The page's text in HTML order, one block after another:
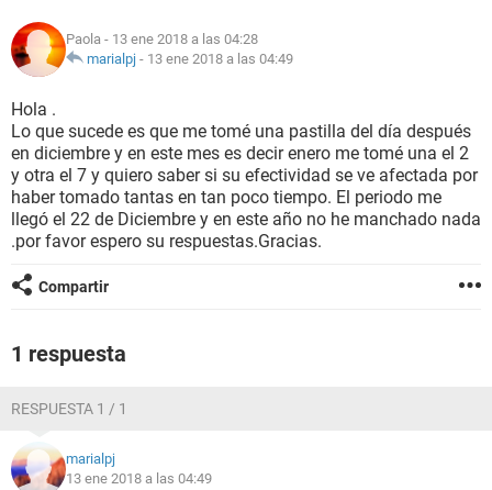
NUTRICIÓN
BIENESTAR
SEXUALIDAD
GLOSARIO
Paola - 13 ene 2018 a las 04:28
marialpj - 13 ene 2018 a las 04:49
Hola .
Lo que sucede es que me tomé una pastilla del día después
en diciembre y en este mes es decir enero me tomé una el 2
y otra el 7 y quiero saber si su efectividad se ve afectada por
haber tomado tantas en tan poco tiempo. El periodo me
llegó el 22 de Diciembre y en este año no he manchado nada
.por favor espero su respuestas.Gracias.
Compartir
1 respuesta
RESPUESTA 1 / 1
marialpj
13 ene 2018 a las 04:49